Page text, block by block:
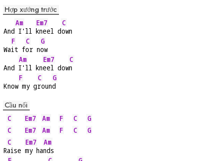
Hợp xướng trước
And
Am
I'll
Em7
kneel d
C
own
Wa
F
it f
C
or n
G
ow
And
Am
I'll kn
Em7
eel dow
C
n
Know
F
my g
C
roun
G
d
Cầu nối
C Em7 Am F C
G
C
Em7 Am F C G
R
C
aise
Em7
my ha
Am
nds